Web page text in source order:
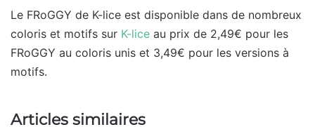
Le FRoGGY de K-lice est disponible dans de nombreux
coloris et motifs sur K-lice au prix de 2,49€ pour les
FRoGGY au coloris unis et 3,49€ pour les versions à
motifs.
Articles similaires